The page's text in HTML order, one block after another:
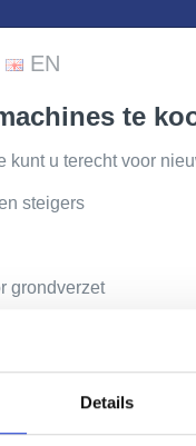
Details
EN
te
kunt u terecht voor
steigers
grondverzet